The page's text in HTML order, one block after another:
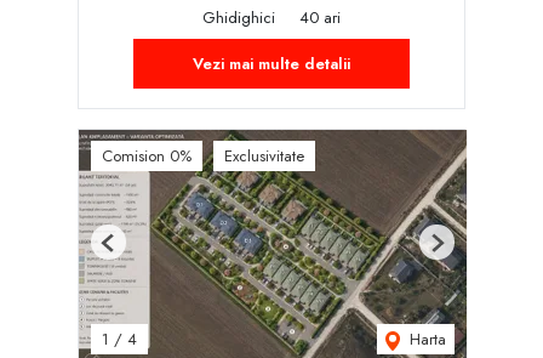
Ghidighici
40 ari
Vezi mai multe detalii
Comision 0% Exclusivitate
1 / 4 Harta
Previous Next